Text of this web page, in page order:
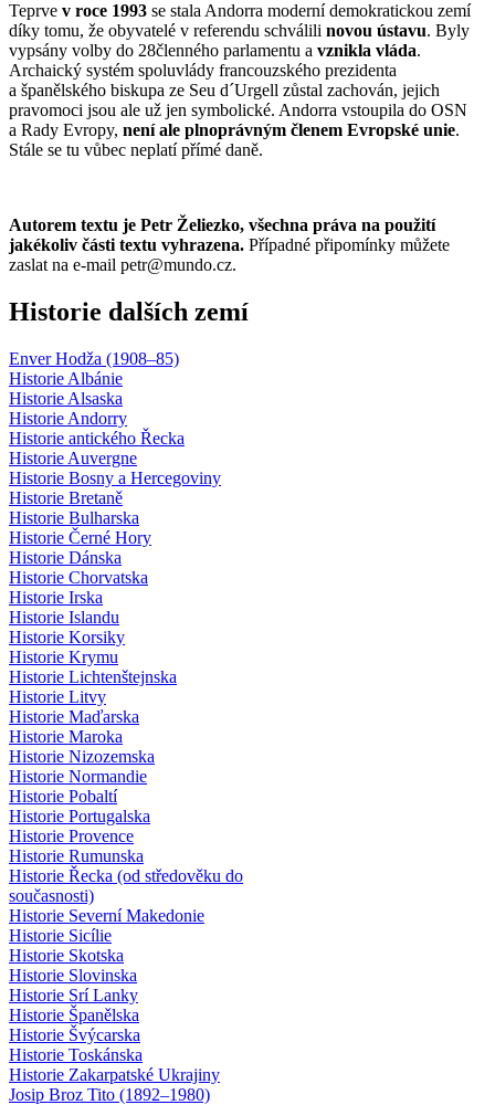
Teprve v roce 1993 se stala Andorra moderní demokratickou zemí
díky tomu, že obyvatelé v referendu schválili novou ústavu. Byly
vypsány volby do 28členného parlamentu a vznikla vláda.
Archaický systém spoluvlády francouzského prezidenta
a španělského biskupa ze Seu d´Urgell zůstal zachován, jejich
pravomoci jsou ale už jen symbolické. Andorra vstoupila do OSN
a Rady Evropy, není ale plnoprávným členem Evropské unie.
Stále se tu vůbec neplatí přímé daně.
Autorem textu je Petr Želiezko, všechna práva na použití
jakékoliv části textu vyhrazena. Případné připomínky můžete
zaslat na e-mail petr@mundo.cz.
Historie dalších zemí
Enver Hodža (1908–85)
Historie Albánie
Historie Alsaska
Historie Andorry
Historie antického Řecka
Historie Auvergne
Historie Bosny a Hercegoviny
Historie Bretaně
Historie Bulharska
Historie Černé Hory
Historie Dánska
Historie Chorvatska
Historie Irska
Historie Islandu
Historie Korsiky
Historie Krymu
Historie Lichtenštejnska
Historie Litvy
Historie Maďarska
Historie Maroka
Historie Nizozemska
Historie Normandie
Historie Pobaltí
Historie Portugalska
Historie Provence
Historie Rumunska
Historie Řecka (od středověku do
současnosti)
Historie Severní Makedonie
Historie Sicílie
Historie Skotska
Historie Slovinska
Historie Srí Lanky
Historie Španělska
Historie Švýcarska
Historie Toskánska
Historie Zakarpatské Ukrajiny
Josip Broz Tito (1892–1980)